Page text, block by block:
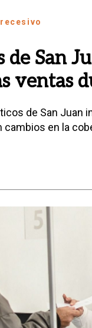
de San
ventas
de San
cambios en la